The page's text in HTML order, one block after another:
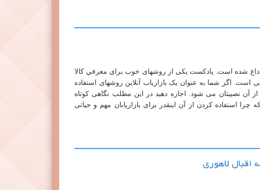
داغ شده است. پادکست یکی از روشهای خوب برای معرفي کالا
است. اگر شما به عنوان یک بازاریاب آنلاین روشهای استفاده
از آن نصیبتان می شود. اجازه دهید در این مطلب نگاهی کوتاه
استفاده کردن از آن اینقدر برای بازاریابان مهم و حیاتی
اقبال لاهوری